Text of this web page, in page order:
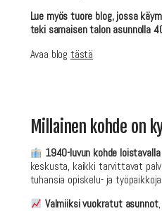
Lue myös tuore blog, jossa
teki samaisen talon asunnolla
Avaa blog tästä
Millainen kohde on
1940-luvun kohde
keskusta, kaikki tarvittavat
tuhansia opiskelu- ja työpaikkoja.
Valmiiksi vuokratut asunnot